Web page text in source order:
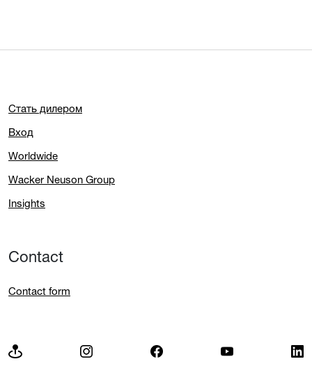
Стать дилером
Вход
Worldwide
Wacker Neuson Group
Insights
Contact
Contact form